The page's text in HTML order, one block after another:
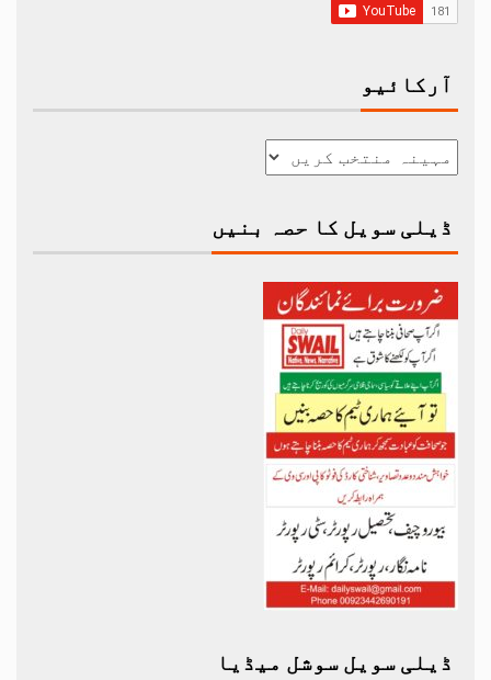
آرکائیو
ڈیلی سویل کا حصہ بنیں
ڈیلی سویل سوشل میڈیا